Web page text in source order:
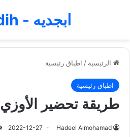
ابجديه - Abjadih
الرئيسية / اطباق رئيسية
اطباق رئيسية
طريقة تحضير الأوزي
Hadeel Almohamad
2022-12-27